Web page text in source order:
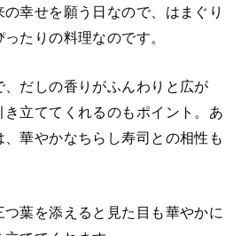
幸せを願う日なので、はまぐり
たりの料理なのです。
だしの香りがふんわりと広が
き立ててくれるのもポイント。あ
華やかなちらし寿司との相性も
葉を添えると見た目も華やかに